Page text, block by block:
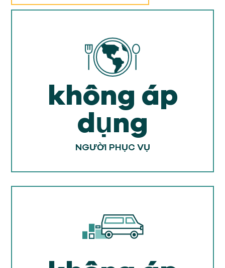
không áp
dụng
NGƯỜI PHỤC VỤ